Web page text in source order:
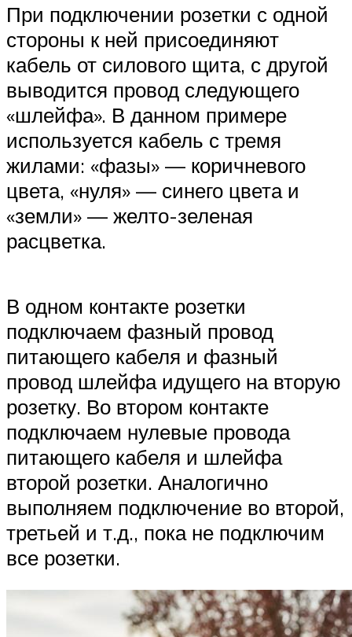
При подключении розетки с одной
стороны к ней присоединяют
кабель от силового щита, с другой
выводится провод следующего
«шлейфа». В данном примере
используется кабель с тремя
жилами: «фазы» — коричневого
цвета, «нуля» — синего цвета и
«земли» — желто-зеленая
расцветка.
В одном контакте розетки
подключаем фазный провод
питающего кабеля и фазный
провод шлейфа идущего на вторую
розетку. Во втором контакте
подключаем нулевые провода
питающего кабеля и шлейфа
второй розетки. Аналогично
выполняем подключение во второй,
третьей и т.д., пока не подключим
все розетки.